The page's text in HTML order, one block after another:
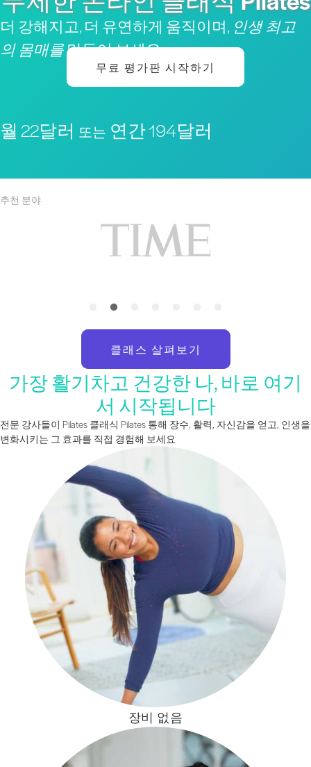
더 강해지고, 더 유연하게 움직이며, 인생 최고
의 몸매를만들어 보세요
무료 평가판 시작하기
월 22달러 또는 연간 194달러
추천 분야
클래스 살펴보기
가장 활기차고 건강한 나, 바로 여기
서 시작됩니다
전문 강사들이 Pilates 클래식 Pilates 통해 장수, 활력, 자신감을 얻고, 인생을
변화시키는 그 효과를 직접 경험해 보세요
장비 없음